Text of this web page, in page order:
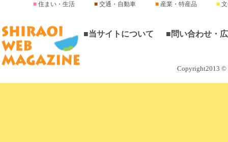
住まい・生活
交通・自動車 産業・特産品
■当サイトについて ■問い合わせ・
Copyright2013 ©